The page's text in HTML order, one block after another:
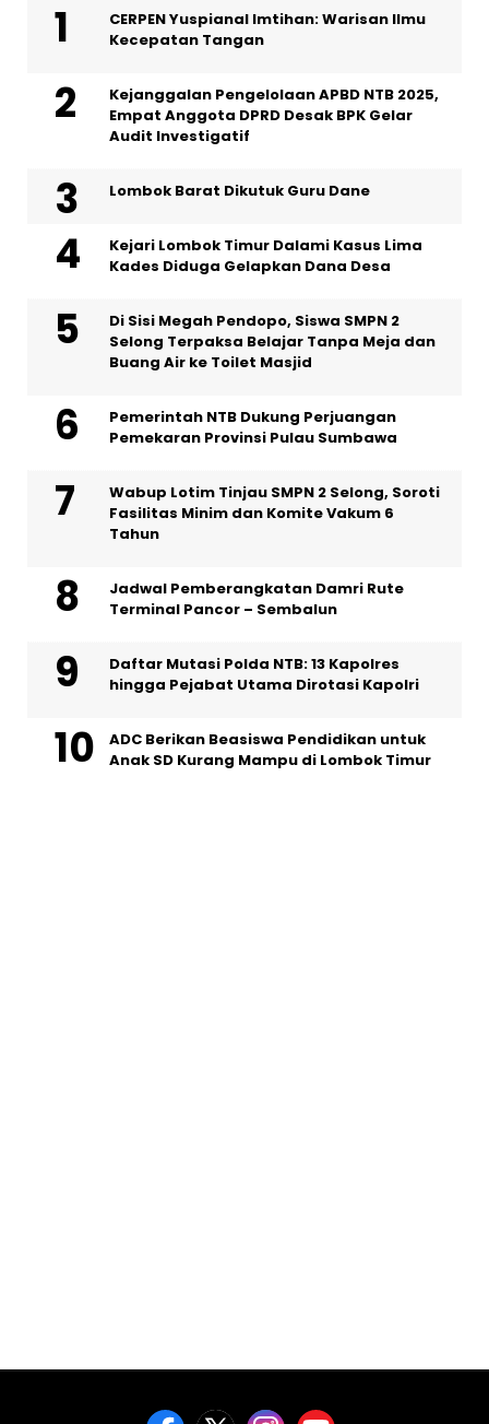
CERPEN Yuspianal Imtihan: Warisan Ilmu
Kecepatan Tangan
Kejanggalan Pengelolaan APBD NTB 2025,
Empat Anggota DPRD Desak BPK Gelar
Audit Investigatif
Lombok Barat Dikutuk Guru Dane
Kejari Lombok Timur Dalami Kasus Lima
Kades Diduga Gelapkan Dana Desa
Di Sisi Megah Pendopo, Siswa SMPN 2
Selong Terpaksa Belajar Tanpa Meja dan
Buang Air ke Toilet Masjid
Pemerintah NTB Dukung Perjuangan
Pemekaran Provinsi Pulau Sumbawa
Wabup Lotim Tinjau SMPN 2 Selong, Soroti
Fasilitas Minim dan Komite Vakum 6
Tahun
Jadwal Pemberangkatan Damri Rute
Terminal Pancor – Sembalun
Daftar Mutasi Polda NTB: 13 Kapolres
hingga Pejabat Utama Dirotasi Kapolri
ADC Berikan Beasiswa Pendidikan untuk
Anak SD Kurang Mampu di Lombok Timur